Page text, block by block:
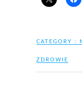
CATEGORY :
ZDROWIE